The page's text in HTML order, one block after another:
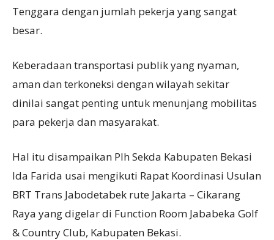
Tenggara dengan jumlah pekerja yang sangat
besar.
Keberadaan transportasi publik yang nyaman,
aman dan terkoneksi dengan wilayah sekitar
dinilai sangat penting untuk menunjang mobilitas
para pekerja dan masyarakat.
Hal itu disampaikan Plh Sekda Kabupaten Bekasi
Ida Farida usai mengikuti Rapat Koordinasi Usulan
BRT Trans Jabodetabek rute Jakarta – Cikarang
Raya yang digelar di Function Room Jababeka Golf
& Country Club, Kabupaten Bekasi.